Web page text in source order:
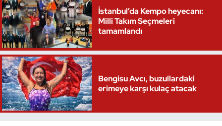
İstanbul’da Kempo heyecanı:
Milli Takım Seçmeleri
tamamlandı
Bengisu Avcı, buzullardaki
erimeye karşı kulaç atacak
Tekvando
Tenis
Triatlon
Voleybol